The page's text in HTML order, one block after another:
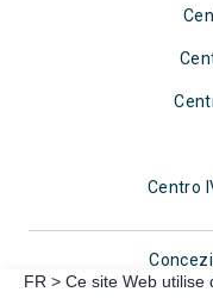
Centro
FR > Ce site Web